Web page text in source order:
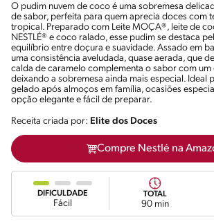
O pudim nuvem de coco é uma sobremesa
de sabor, perfeita para quem aprecia doces com
tropical. Preparado com Leite MOÇA®, leite de
NESTLÉ® e coco ralado, esse pudim se destaca
equilíbrio entre doçura e suavidade. Assado em
uma consistência aveludada, quase aerada, que
calda de caramelo complementa o sabor com
deixando a sobremesa ainda mais especial. Ideal
gelado após almoços em família, ocasiões
opção elegante e fácil de preparar.
Receita criada por: Elite dos Doces
Compre Nestlé na
DIFICULDADE
Fácil
TOTAL
90 min